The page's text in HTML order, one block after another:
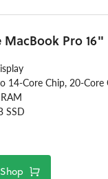
MacBook Pro
14-Core Chip, 20-Core
SSD